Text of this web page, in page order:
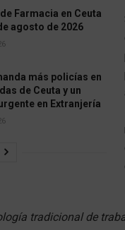
Farmacia en Ceuta
agosto de 2026
más policías en
de Ceuta y un
en Extranjería
tradicional de